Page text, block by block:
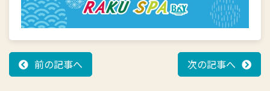
前の記事へ 次の記事へ